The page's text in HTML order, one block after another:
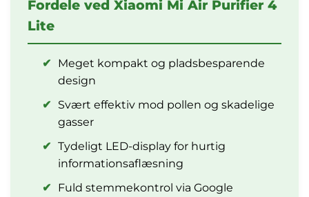
Fordele ved Xiaomi Mi Air Purifier 4
Lite
✔
Meget kompakt og pladsbesparende
design
✔
Svært effektiv mod pollen og skadelige
gasser
✔ Tydeligt LED-display for hurtig
informationsaflæsning
✔
Fuld stemmekontrol via Google